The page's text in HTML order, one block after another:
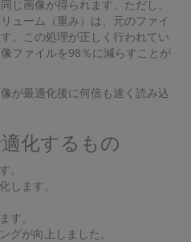
じ画像が得られます。ただし、
ューム（重み）は、元のファイ
。この処理が正しく行われてい
ファイルを98％に減らすことが
が最適化後に何倍も速く読み込
化するもの
。
します。
す。
グが向上しました。